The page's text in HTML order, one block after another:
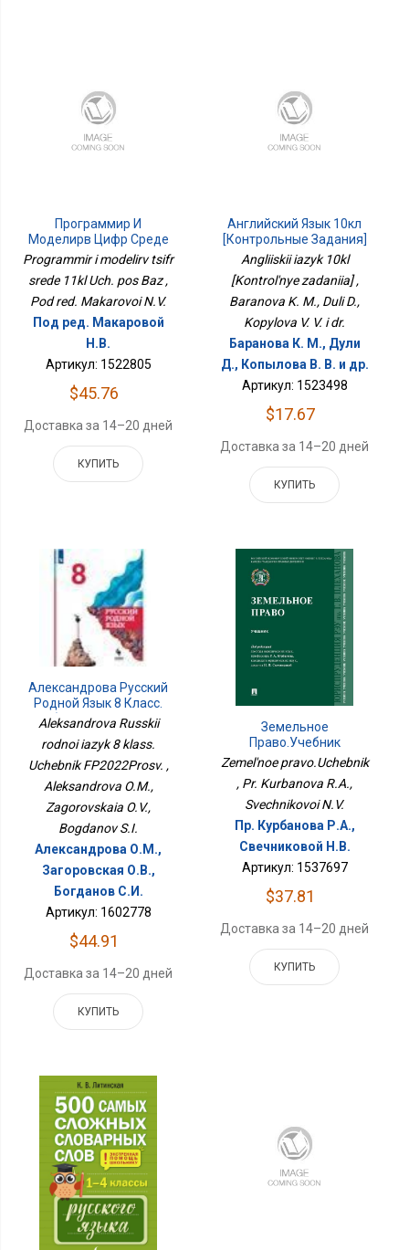
Программир И
Моделирв Цифр Среде
11кл Уч. Пос Баз
Programmir i modelirv tsifr
srede 11kl Uch. pos Baz ,
Pod red. Makarovoi N.V.
Под ред. Макаровой
Н.В.
Артикул: 1522805
$45.76
Доставка за 14–20 дней
КУПИТЬ
Английский Язык 10кл
[Контрольные Задания]
Angliiskii iazyk 10kl
[Kontrol'nye zadaniia] ,
Baranova K. M., Duli D.,
Kopylova V. V. i dr.
Баранова К. М., Дули
Д., Копылова В. В. и др.
Артикул: 1523498
$17.67
Доставка за 14–20 дней
КУПИТЬ
Александрова Русский
Родной Язык 8 Класс.
Учебник ФП2022Просв.
Aleksandrova Russkii
rodnoi iazyk 8 klass.
Uchebnik FP2022Prosv. ,
Aleksandrova O.M.,
Zagorovskaia O.V.,
Bogdanov S.I.
Александрова О.М.,
Загоровская О.В.,
Богданов С.И.
Артикул: 1602778
$44.91
Доставка за 14–20 дней
КУПИТЬ
Земельное
Право.Учебник
Zemel'noe pravo.Uchebnik
, Pr. Kurbanova R.A.,
Svechnikovoi N.V.
Пр. Курбанова Р.А.,
Свечниковой Н.В.
Артикул: 1537697
$37.81
Доставка за 14–20 дней
КУПИТЬ